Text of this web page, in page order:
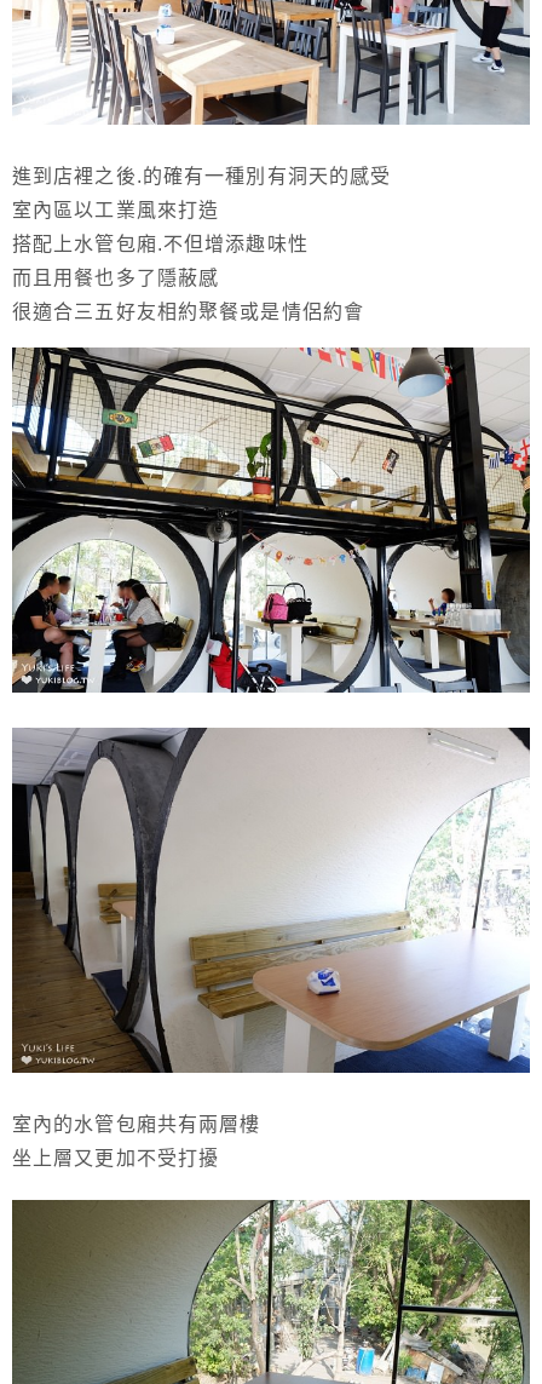
進到店裡之後.的確有一種別有洞天的感受
室內區以工業風來打造
搭配上水管包廂.不但增添趣味性
而且用餐也多了隱蔽感
很適合三五好友相約聚餐或是情侶約會
室內的水管包廂共有兩層樓
坐上層又更加不受打擾